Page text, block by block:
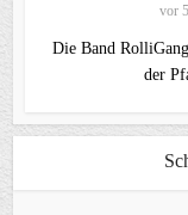
vor
Die Band
der